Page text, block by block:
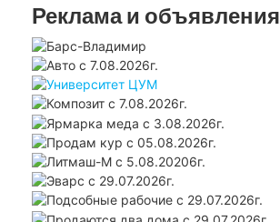
Реклама и объявления